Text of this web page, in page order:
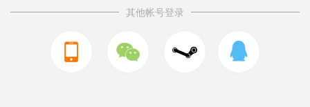
其他帐号登录
  